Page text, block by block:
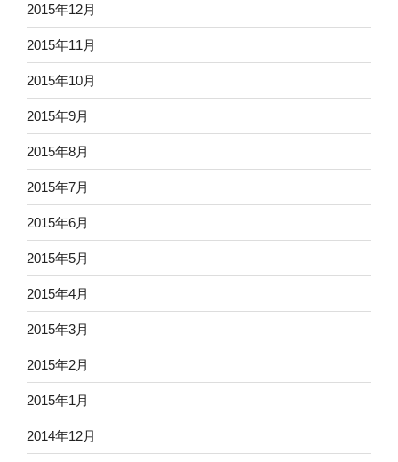
2015年12月
2015年11月
2015年10月
2015年9月
2015年8月
2015年7月
2015年6月
2015年5月
2015年4月
2015年3月
2015年2月
2015年1月
2014年12月